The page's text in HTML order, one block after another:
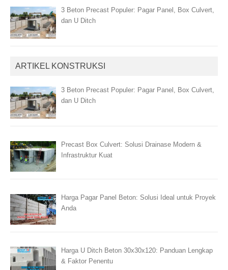
3 Beton Precast Populer: Pagar Panel, Box Culvert,
dan U Ditch
ARTIKEL KONSTRUKSI
3 Beton Precast Populer: Pagar Panel, Box Culvert,
dan U Ditch
Precast Box Culvert: Solusi Drainase Modern &
Infrastruktur Kuat
Harga Pagar Panel Beton: Solusi Ideal untuk Proyek
Anda
Harga U Ditch Beton 30x30x120: Panduan Lengkap
& Faktor Penentu